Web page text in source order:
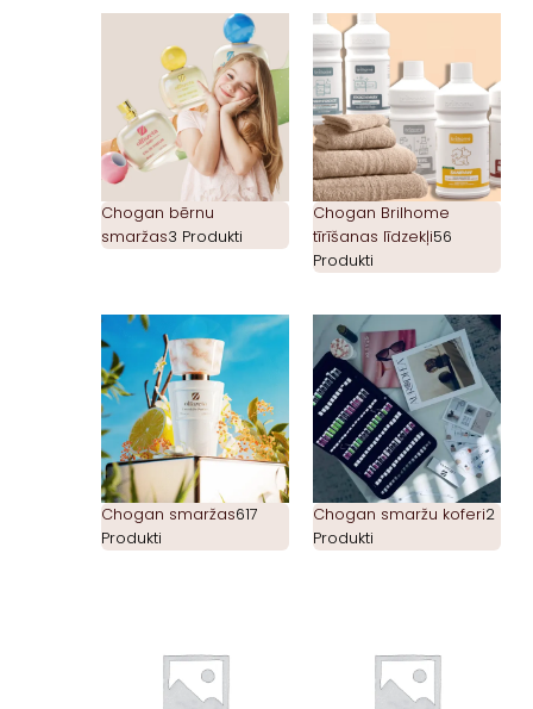
Chogan bērnu
smaržas3 Produkti
Chogan Brilhome
tīrīšanas līdzekļi56
Produkti
Chogan smaržas617
Produkti
Chogan smaržu koferi2
Produkti